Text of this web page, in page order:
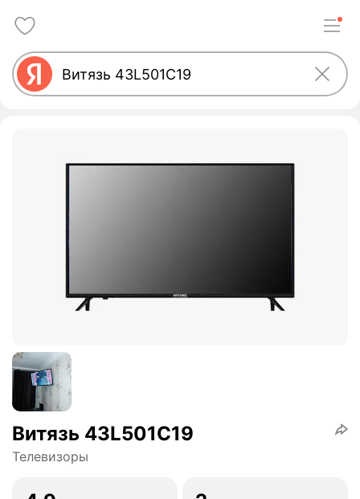
Витязь 43L501С19
Телевизоры